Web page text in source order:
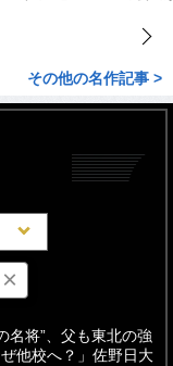
その他の名作記事 >
週間
名将”、父も東北の強
他校へ？」佐野日大
×